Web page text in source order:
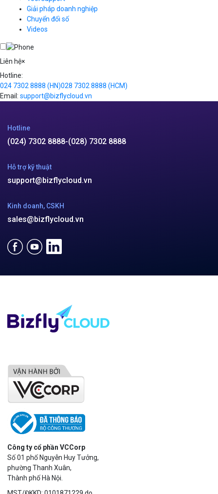
VOD
VPN
Traffic Manager
Cloud VPS
Videos
Giải pháp doanh nghiệp
Chuyển đổi số
Videos
Liên hệ×
Hotline:
024 7302 8888 (HN)028 7302 8888 (HCM)
Email: support@bizflycloud.vn
Hotline
(024) 7302 8888-(028) 7302 8888
Hỗ trợ kỹ thuật
support@bizflycloud.vn
Kinh doanh, CSKH
sales@bizflycloud.vn
Công ty cổ phần VCCorp
Số 01 phố Nguyễn Huy Tưởng,
phường Thanh Xuân,